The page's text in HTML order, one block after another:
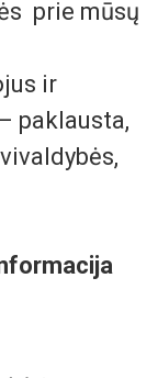
prie mūsų
ir
paklausta,